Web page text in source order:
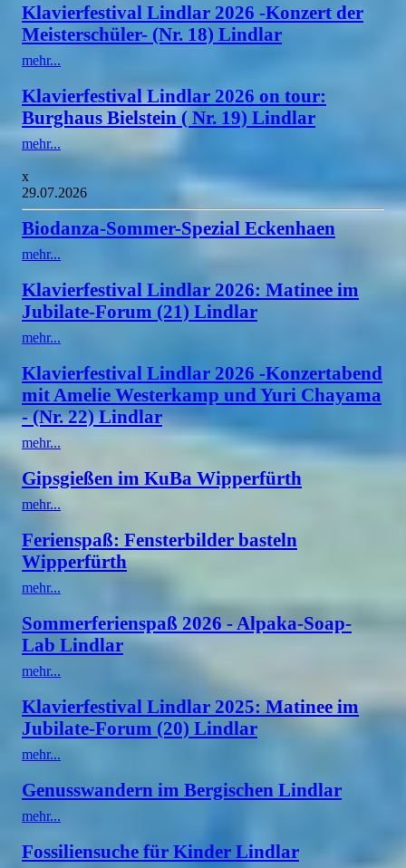
Klavierfestival Lindlar 2026 -Konzert der
Meisterschüler- (Nr. 18) Lindlar
mehr...
Klavierfestival Lindlar 2026 on tour:
Burghaus Bielstein ( Nr. 19) Lindlar
mehr...
x
29.07.2026
Biodanza-Sommer-Spezial Eckenhaen
mehr...
Klavierfestival Lindlar 2026: Matinee im
Jubilate-Forum (21) Lindlar
mehr...
Klavierfestival Lindlar 2026 -Konzertabend
mit Amelie Westerkamp und Yuri Chayama
- (Nr. 22) Lindlar
mehr...
Gipsgießen im KuBa Wipperfürth
mehr...
Ferienspaß: Fensterbilder basteln
Wipperfürth
mehr...
Sommerferienspaß 2026 - Alpaka-Soap-
Lab Lindlar
mehr...
Klavierfestival Lindlar 2025: Matinee im
Jubilate-Forum (20) Lindlar
mehr...
Genusswandern im Bergischen Lindlar
mehr...
Fossiliensuche für Kinder Lindlar